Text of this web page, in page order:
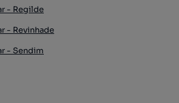
- Regilde
- Revinhade
- Sendim